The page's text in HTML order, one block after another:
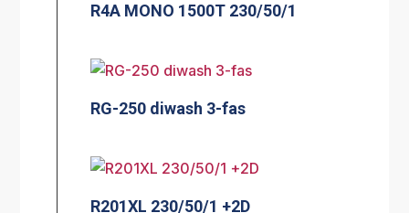
R4A MONO 1500T 230/50/1
RG-250 diwash 3-fas
R201XL 230/50/1 +2D